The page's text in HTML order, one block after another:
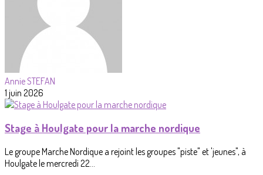
Annie STEFAN
1 juin 2026
Stage à Houlgate pour la marche nordique
Le groupe Marche Nordique a rejoint les groupes "piste" et 'jeunes", à
Houlgate le mercredi 22...